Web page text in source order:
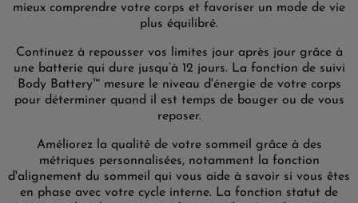
mieux comprendre votre corps et favoriser un mode de vie
plus équilibré.
Continuez à repousser vos limites jour après jour grâce à
une batterie qui dure jusqu’à 12 jours. La fonction de suivi
Body Battery™ mesure le niveau d'énergie de votre corps
pour déterminer quand il est temps de bouger ou de vous
reposer.
Améliorez la qualité de votre sommeil grâce à des
métriques personnalisées, notamment la fonction
d'alignement du sommeil qui vous aide à savoir si vous êtes
en phase avec votre cycle interne. La fonction statut de